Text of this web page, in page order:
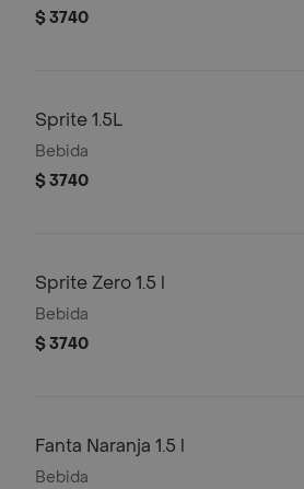
$ 3740
Sprite 1.5L
Bebida
$ 3740
Sprite Zero 1.5 l
Bebida
$ 3740
Fanta Naranja 1.5 l
Bebida